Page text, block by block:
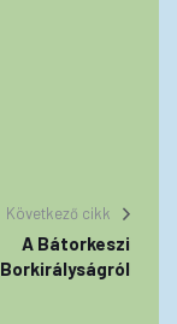
Következő cikk
A Bátorkeszi
Borkirályságról